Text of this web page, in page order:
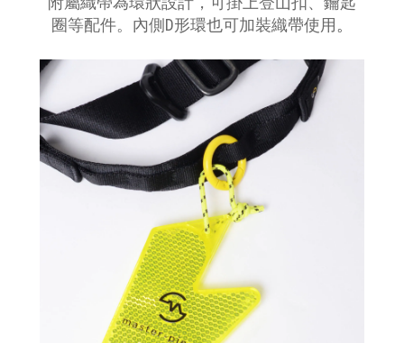
圈等配件。內側D形環也可加裝織帶使用 。